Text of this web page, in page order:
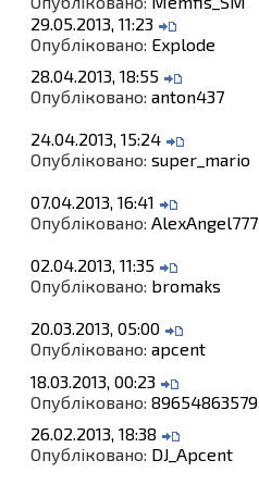
29.05.2013, 11:23
Опубліковано: Explode
28.04.2013, 18:55
Опубліковано: anton437
24.04.2013, 15:24
Опубліковано: super_mario
07.04.2013, 16:41
Опубліковано: AlexAngel777
02.04.2013, 11:35
Опубліковано: bromaks
20.03.2013, 05:00
Опубліковано: apcent
18.03.2013, 00:23
Опубліковано: 89654863579
26.02.2013, 18:38
Опубліковано: DJ_Apcent